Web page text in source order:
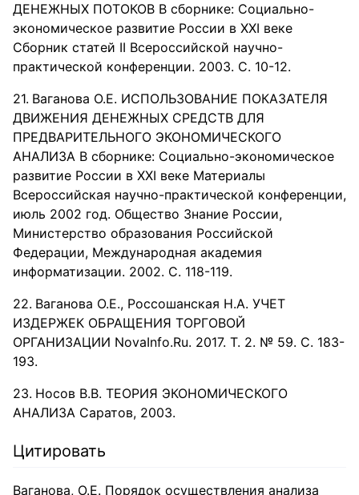
ДЕНЕЖНЫХ ПОТОКОВ В сборнике: Социально-
экономическое развитие России в XXI веке
Сборник статей II Всероссийской научно-
практической конференции. 2003. С. 10-12.
Ваганова О.Е. ИСПОЛЬЗОВАНИЕ ПОКАЗАТЕЛЯ
ДВИЖЕНИЯ ДЕНЕЖНЫХ СРЕДСТВ ДЛЯ
ПРЕДВАРИТЕЛЬНОГО ЭКОНОМИЧЕСКОГО
АНАЛИЗА В сборнике: Социально-экономическое
развитие России в XXI веке Материалы
Всероссийская научно-практической конференции,
июль 2002 год. Общество Знание России,
Министерство образования Российской
Федерации, Международная академия
информатизации. 2002. С. 118-119.
Ваганова О.Е., Россошанская Н.А. УЧЕТ
ИЗДЕРЖЕК ОБРАЩЕНИЯ ТОРГОВОЙ
ОРГАНИЗАЦИИ NovaInfo.Ru. 2017. Т. 2. № 59. С. 183-
193.
Носов В.В. ТЕОРИЯ ЭКОНОМИЧЕСКОГО
АНАЛИЗА Саратов, 2003.
Цитировать
Ваганова, О.Е. Порядок осуществления анализа